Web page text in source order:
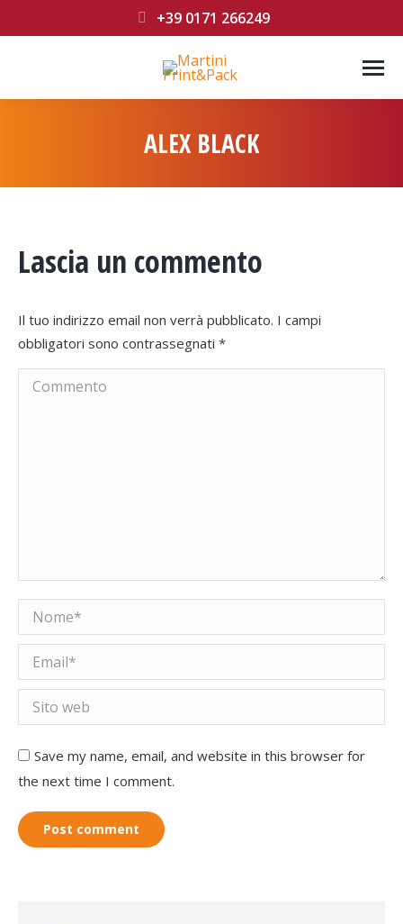
+39 0171 266249
ALEX BLACK
Lascia un commento
Il tuo indirizzo email non verrà pubblicato. I campi
obbligatori sono contrassegnati *
Commento
Nome *
Email *
Sito web
Save my name, email, and website in this browser for
the next time I comment.
Post comment